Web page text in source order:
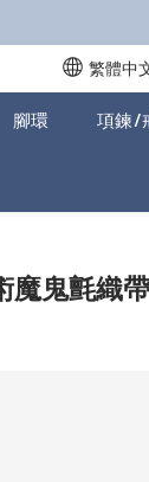
繁體中
腳環 項鍊/
鬼氈織帶